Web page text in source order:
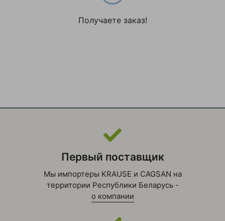
—
Получаете заказ!
Первый поставщик
Мы импортеры KRAUSE и CAGSAN на
территории Республики Беларусь -
о компании